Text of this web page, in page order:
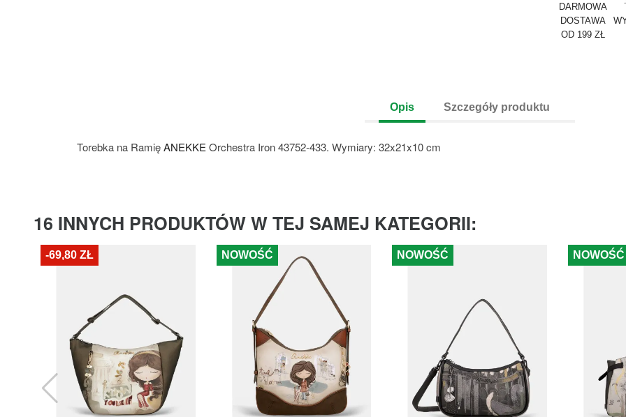
DARMOWA
DOSTAWA
OD 199 ZŁ
Opis Szczegóły produktu
Torebka na RamięANEKKE Orchestra Iron 43752-433. Wymiary: 32x21x10 cm
16 INNYCH PRODUKTÓW W TEJ SAMEJ KATEGORII:
-69,80 ZŁ NOWOŚĆ NOWOŚĆ NOWOŚĆ